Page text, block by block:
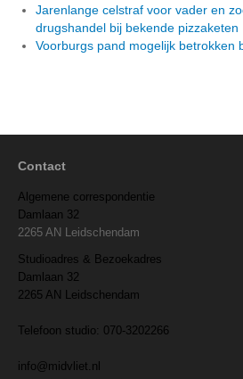
Jarenlange celstraf voor vader en
drugshandel bij bekende pizzaketen
Voorburgs pand mogelijk betrokken
Contact
Algemene correspondentie
Damlaan 32
2265 AN Leidschendam
Studioadres & Bezoekadres
Damlaan 32
2265 AN Leidschendam
Telefoon studio: 070-3202266
info@midvliet.nl